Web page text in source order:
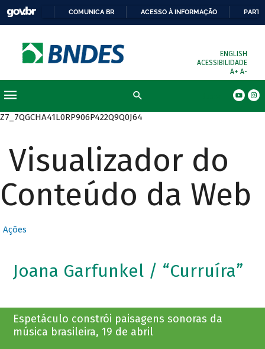
COMUNICA BR ACESSO À INFORMAÇÃO
ENGLISH
ACESSIBILIDADE
A+ A-
Z7_7QGCHA41L0RP906P422Q9Q0J64
Visualizador do
Conteúdo da Web
Ações
Joana Garfunkel / “Curruíra”
Espetáculo constrói paisagens sonoras da
música brasileira, 19 de abril